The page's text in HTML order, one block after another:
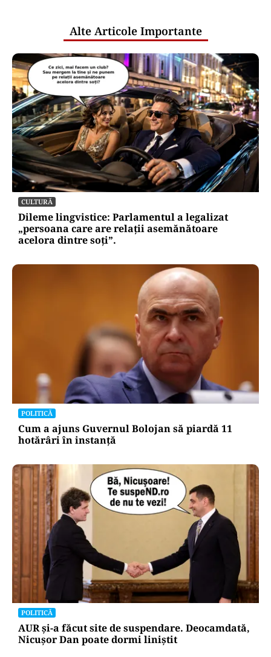
Alte Articole Importante
CULTURĂ
Dileme lingvistice: Parlamentul a legalizat
„persoana care are relații asemănătoare
acelora dintre soți”.
POLITICĂ
Cum a ajuns Guvernul Bolojan să piardă 11
hotărâri în instanță
POLITICĂ
AUR și-a făcut site de suspendare. Deocamdată,
Nicușor Dan poate dormi liniștit